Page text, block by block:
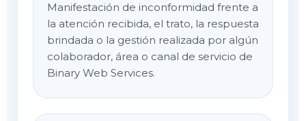
Manifestación de inconformidad frente a
la atención recibida, el trato, la respuesta
brindada o la gestión realizada por algún
colaborador, área o canal de servicio de
Binary Web Services.